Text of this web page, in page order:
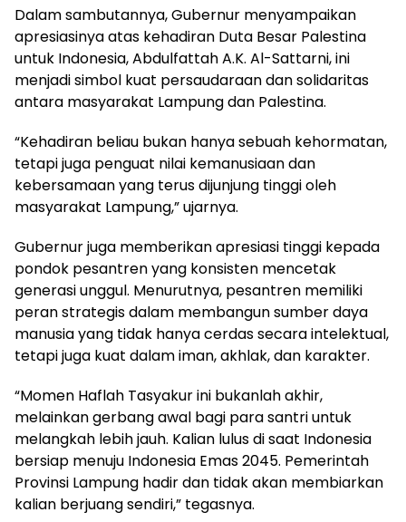
Dalam sambutannya, Gubernur menyampaikan
apresiasinya atas kehadiran Duta Besar Palestina
untuk Indonesia, Abdulfattah A.K. Al-Sattarni, ini
menjadi simbol kuat persaudaraan dan solidaritas
antara masyarakat Lampung dan Palestina.
“Kehadiran beliau bukan hanya sebuah kehormatan,
tetapi juga penguat nilai kemanusiaan dan
kebersamaan yang terus dijunjung tinggi oleh
masyarakat Lampung,” ujarnya.
Gubernur juga memberikan apresiasi tinggi kepada
pondok pesantren yang konsisten mencetak
generasi unggul. Menurutnya, pesantren memiliki
peran strategis dalam membangun sumber daya
manusia yang tidak hanya cerdas secara intelektual,
tetapi juga kuat dalam iman, akhlak, dan karakter.
“Momen Haflah Tasyakur ini bukanlah akhir,
melainkan gerbang awal bagi para santri untuk
melangkah lebih jauh. Kalian lulus di saat Indonesia
bersiap menuju Indonesia Emas 2045. Pemerintah
Provinsi Lampung hadir dan tidak akan membiarkan
kalian berjuang sendiri,” tegasnya.